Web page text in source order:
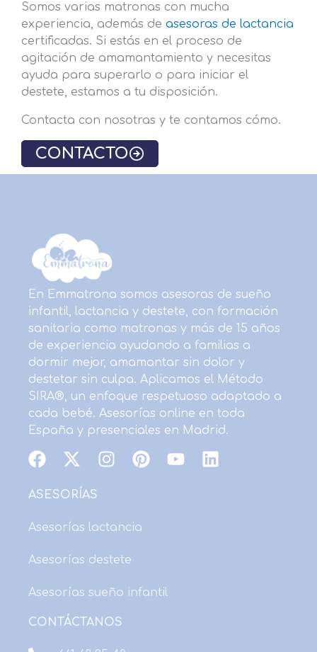
Somos varias matronas con mucha
experiencia, además de asesoras de lactancia
certificadas. Si estás en el proceso de
agitación de amamantamiento y necesitas
ayuda para superarlo o para iniciar el
destete, estamos a tu disposición.
Contacta con nosotras y te contamos cómo.
CONTACTO
En Emmatrona somos asesoras de sueño
infantil, lactancia y destete, con formación
sanitaria como matronas y más de 15 años
de experiencia ayudando a familias a
dormir mejor, amamantar sin dolor y
destetar sin culpa. Aplicamos el Método
SIRA®, un enfoque respetuoso adaptado a
cada bebé. Asesorías online en toda
España y presenciales en Madrid.
F
c
b
o
X
t
i
t
e
r
I
a
r
m
P
e
s
t
Y
L
ASESORÍAS
Asesorías lactancia
Asesorías destete
Asesorías sueño infantil
CONTÁCTANOS